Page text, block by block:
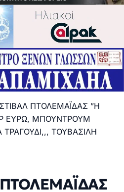
ΠΤΟΛΕΜΑΪΔΑΣ ”Η
ΕΥΡΩ, ΜΠΟΥΝΤΡΟΥΜ
ΤΟΥΒΑΣΙΛΗ